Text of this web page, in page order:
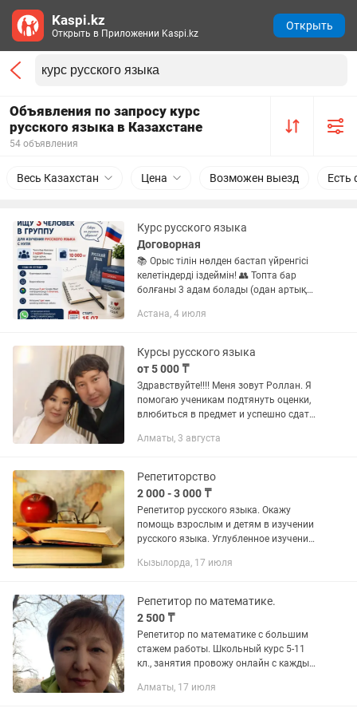
Объявления по запросу курс
русского языка в Казахстане
54 объявления
Весь Казахстан Цена Возможен выезд Есть
Курс русского языка
Договорная
📚 Орыс тілін нөлден бастап үйренгісі
келетіндерді іздеймін! 👥 Топта бар
болғаны 3 адам болады (одан артық
12000 марта тг Сізді не күтеді? ✅
Астана, 4 июля
Курсы русского языка
от 5 000 ₸
Здравствуйте!!!! Меня зовут Роллан. Я
помогаю ученикам подтянуть оценки,
влюбиться в предмет и успешно сдать
я могу помочь: - Школьникам (1-11
Алматы, 3 августа
Репетиторство
2 000 - 3 000 ₸
Репетитор русского языка. Окажу
помощь взрослым и детям в изучении
русского языка. Углубленное изучение
своего уровня владения языком.
Кызылорда, 17 июля
Репетитор по математике.
2 500 ₸
Репетитор по математике с большим
стажем работы. Школьный курс 5-11
кл., занятия провожу онлайн с каждым
обучения русский. 2500 тенге/60
Алматы, 17 июля
Kaspi.kz
Открыть в Приложении Kaspi.kz
Открыть